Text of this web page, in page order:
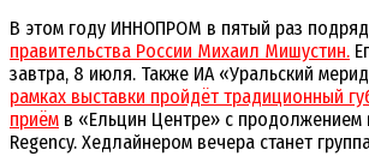
В этом году ИННОПРОМ в пятый раз подряд
правительства России Михаил Мишустин.
завтра, 8 июля. Также ИА «Уральский
рамках выставки пройдёт традиционный
приём в «Ельцин Центре» с продолжением
Regency. Хедлайнером вечера станет